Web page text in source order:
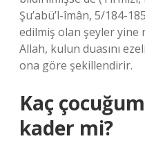
Şu’abü’l-îmân, 5/184-
edilmiş olan şeyler yine
Allah, kulun duasını
ona göre şekillendirir.
Kaç
kader mi?